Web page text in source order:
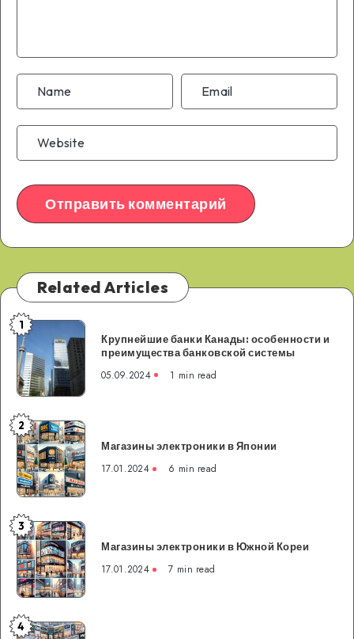
Related Articles
Крупнейшие
банки
Канады:
особенности
и
преимущества
банковской
системы
1
Крупнейшие банки Канады: особенности и
преимущества банковской системы
05.09.2024 1 min read
Магазины
электроники
в
Японии
2
Магазины электроники в Японии
17.01.2024 6 min read
Магазины
электроники
в
Южной
Кореи
3
Магазины электроники в Южной Кореи
17.01.2024 7 min read
Магазины
4